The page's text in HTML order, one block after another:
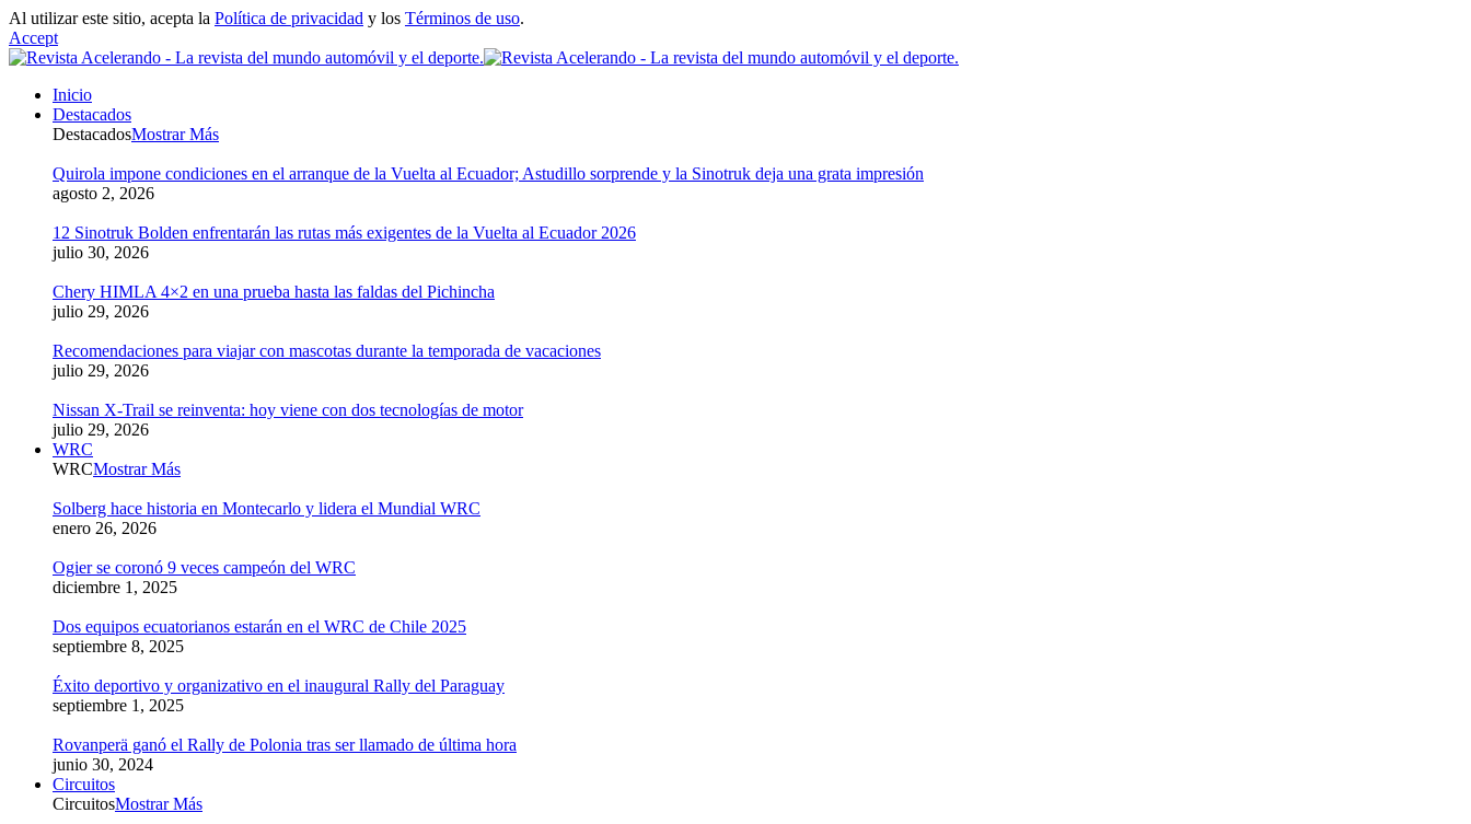
Al utilizar este sitio, acepta la Política de privacidad y los Términos de uso.
Accept
Inicio
Destacados
DestacadosMostrar Más
Quirola impone condiciones en el arranque de la Vuelta al Ecuador; Astudillo sorprende y la Sinotruk deja una grata impresión
agosto 2, 2026
12 Sinotruk Bolden enfrentarán las rutas más exigentes de la Vuelta al Ecuador 2026
julio 30, 2026
Chery HIMLA 4×2 en una prueba hasta las faldas del Pichincha
julio 29, 2026
Recomendaciones para viajar con mascotas durante la temporada de vacaciones
julio 29, 2026
Nissan X-Trail se reinventa: hoy viene con dos tecnologías de motor
julio 29, 2026
WRC
WRCMostrar Más
Solberg hace historia en Montecarlo y lidera el Mundial WRC
enero 26, 2026
Ogier se coronó 9 veces campeón del WRC
diciembre 1, 2025
Dos equipos ecuatorianos estarán en el WRC de Chile 2025
septiembre 8, 2025
Éxito deportivo y organizativo en el inaugural Rally del Paraguay
septiembre 1, 2025
Rovanperä ganó el Rally de Polonia tras ser llamado de última hora
junio 30, 2024
Circuitos
CircuitosMostrar Más